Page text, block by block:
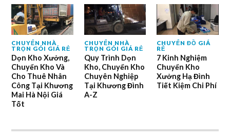
CHUYỂN NHÀ
TRỌN GÓI GIÁ RẺ
Dọn Kho Xưởng,
Chuyển Kho Và
Cho Thuê Nhân
Công Tại Khương
Mai Hà Nội Giá
Tốt
CHUYỂN NHÀ
TRỌN GÓI GIÁ RẺ
Quy Trình Dọn
Kho, Chuyển Kho
Chuyên Nghiệp
Tại Khương Đình
A-Z
CHUYỂN ĐỒ GIÁ
RẺ
7 Kinh Nghiệm
Chuyển Kho
Xưởng Hạ Đình
Tiết Kiệm Chi Phí